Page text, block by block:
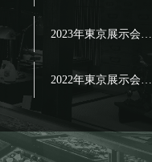
2023年東京展示会…
2022年東京展示会…